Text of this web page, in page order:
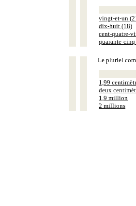
vingt-et-un
dix-huit (18)
cent-quatre-
quarante-
Le pluriel
1,99
deux
1,9 million
2 millions